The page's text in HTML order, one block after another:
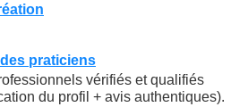
praticiens
vérifiés et qualifiés
du profil + avis authentiques).